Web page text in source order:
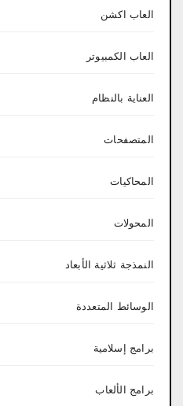
العاب اكشن
العاب الكمبيوتر
العناية بالنظام
المتصفحات
المحاكيات
المحولات
النمذجة ثلاثية الأبعاد
الوسائط المتعددة
برامج إسلامية
برامج الألعاب